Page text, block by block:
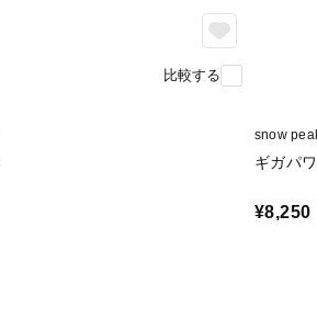
比較する
snow
ギガパ
¥8,250